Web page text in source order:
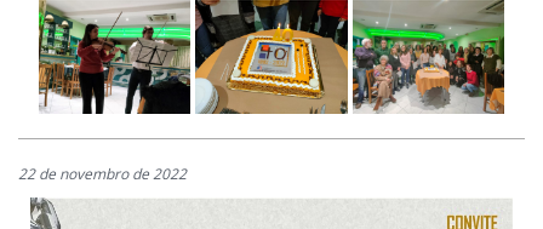
22 de novembro de 2022